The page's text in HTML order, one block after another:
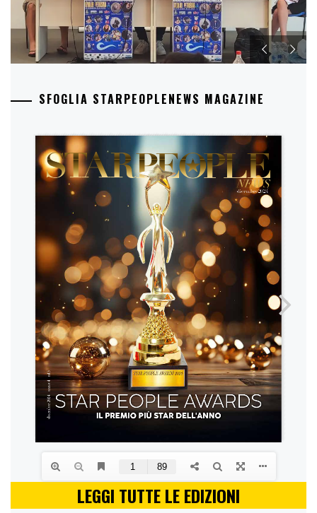
SFOGLIA STARPEOPLENEWS MAGAZINE
LEGGI TUTTE LE EDIZIONI